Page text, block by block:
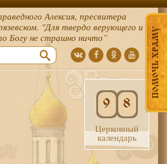
ПОМОЧЬ ХРАМУ
Алексия, пресвитера
"Для твердо верующего и
Богу не страшно ничто”
9 8
Церковный
календарь